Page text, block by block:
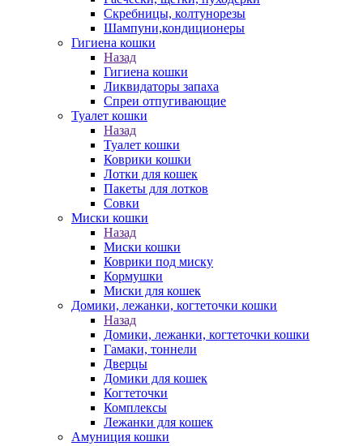
Скребницы, колтунорезы
Шампуни,кондиционеры
Гигиена кошки
Назад
Гигиена кошки
Ликвидаторы запаха
Спреи отпугивающие
Туалет кошки
Назад
Туалет кошки
Коврики кошки
Лотки для кошек
Пакеты для лотков
Совки
Миски кошки
Назад
Миски кошки
Коврики под миску
Кормушки
Миски для кошек
Домики, лежанки, когтеточки кошки
Назад
Домики, лежанки, когтеточки кошки
Гамаки, тоннели
Дверцы
Домики для кошек
Когтеточки
Комплексы
Лежанки для кошек
Амуниция кошки